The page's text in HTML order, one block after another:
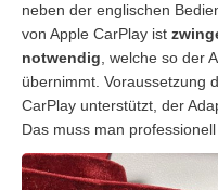
neben der englischen
von Apple CarPlay ist
notwendig , welche so der
übernimmt. Voraussetzung
CarPlay unterstützt, der
Das muss man